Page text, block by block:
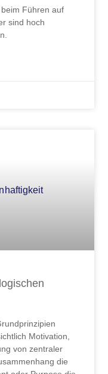
Führen auf
sind hoch
Motivation,
von zentraler
die